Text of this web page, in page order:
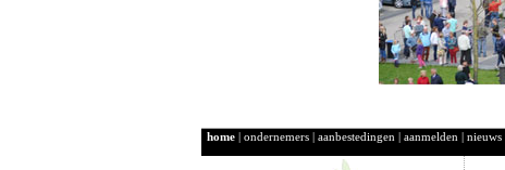
home ondernemers aanbestedingen aanmelden nieuws